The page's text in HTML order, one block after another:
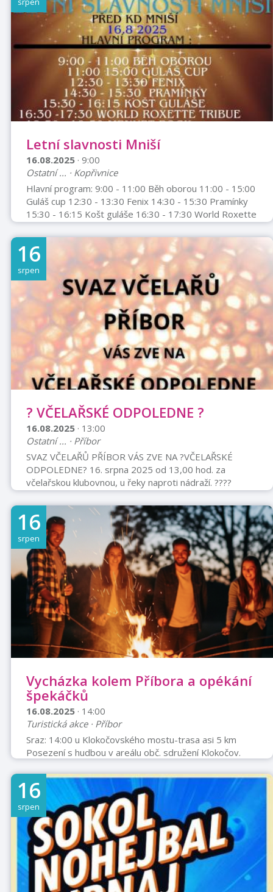
barvou hlasu. Sympatická Slovenka, svou tvorbu
charakterizuje jako "slovenský girl folk rap”. Na
klávesové nástroje jí dop ...
Letní slavnosti Mniší
16.08.2025 · 9:00
Ostatní ... · Kopřivnice
Hlavní program: 9:00 - 11:00 Běh oborou 11:00 - 15:00
Guláš cup 12:30 - 13:30 Fenix 14:30 - 15:30 Pramínky
15:30 - 16:15 Košt guláše 16:30 - 17:30 World Roxette
Tribue (pravděpodobně tribute band) 18:30 - 19:30
Menuet Rock 20:30 - 01:00 Koprock Doprovodný
program: Malování do písku Skákací hrady Hopsa Hejsa
RC modely Malování na obličej Soutěže pro děti Káva
Strakafe Bohaté občerstvení Vstup je zdarma.
16
srpen
? VČELAŘSKÉ ODPOLEDNE ?
16.08.2025 · 13:00
Ostatní ... · Příbor
SVAZ VČELAŘŮ PŘÍBOR VÁS ZVE NA ?VČELAŘSKÉ
ODPOLEDNE? 16. srpna 2025 od 13,00 hod. za
včelařskou klubovnou, u řeky naproti nádraží. ?️???
Hudba, guláš, pivo, medovina, perníky, koláčky,
medovníky, tombola ... Na hojnou účast se těší
pořadatelé.
16
srpen
Vycházka kolem Příbora a opékání
špekáčků
16.08.2025 · 14:00
Turistická akce · Příbor
Sraz: 14:00 u Klokočovského mostu-trasa asi 5 km
Posezení s hudbou v areálu obč. sdružení Klokočov.
domácí marmeládu, přineste. Opékání špekáčků
Palačinky, alko i nealko a další občerstvení zajištěno.
Informace: Vladimír Bilský Tel.: 737 375 203 Email:
1.kctpribor@email.cz
16
srpen